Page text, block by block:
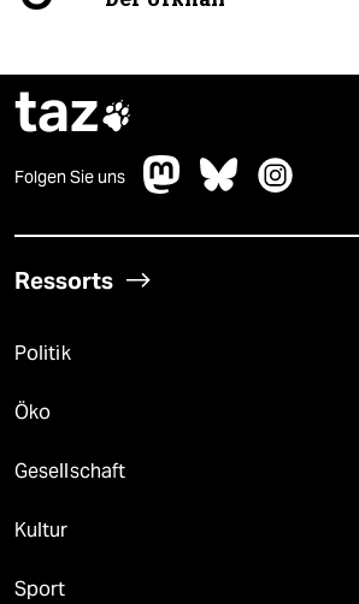
taz
Folgen Sie uns
Ressorts
Politik
Öko
Gesellschaft
Kultur
Sport